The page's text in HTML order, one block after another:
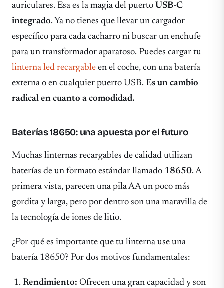
auriculares. Esa es la magia del puerto USB-C
integrado. Ya no tienes que llevar un cargador
específico para cada cacharro ni buscar un enchufe
para un transformador aparatoso. Puedes cargar tu
linterna led recargable en el coche, con una batería
externa o en cualquier puerto USB. Es un cambio
radical en cuanto a comodidad.
Baterías 18650: una apuesta por el futuro
Muchas linternas recargables de calidad utilizan
baterías de un formato estándar llamado 18650. A
primera vista, parecen una pila AA un poco más
gordita y larga, pero por dentro son una maravilla de
la tecnología de iones de litio.
¿Por qué es importante que tu linterna use una
batería 18650? Por dos motivos fundamentales:
Rendimiento: Ofrecen una gran capacidad y son